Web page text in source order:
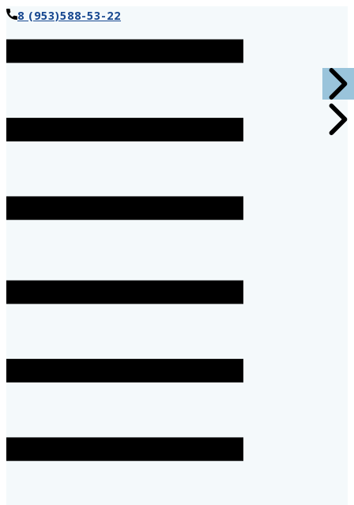
8 (953)588-53-22